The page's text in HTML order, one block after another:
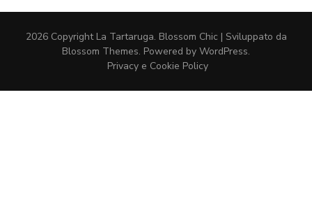
2026 Copyright La Tartaruga. Blossom Chic | Sviluppato da
Blossom Themes. Powered by WordPress.
Privacy e Cookie Policy